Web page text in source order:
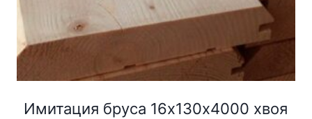
Имитация бруса 16х130х4000 хвоя